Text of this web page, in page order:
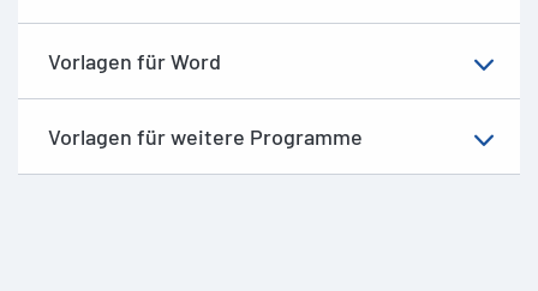
Vorlagen für Word
Vorlagen für weitere Programme